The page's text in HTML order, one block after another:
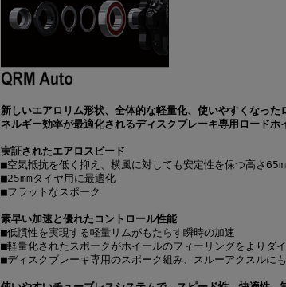
新しいエアロリム形状、全体的な軽量化、使いやすくなっ
ネルギー効率が最適化されるディスクブレーキ専用ロードホ
実証されたエアロスピード
■空気抵抗を低く抑え、横風に対しても安定性を保つ高さ
■25mmタイヤ用に最適化
■フラットなスポーク
素早い加速と優れたコントロール性能
■低慣性を実現する軽量リムがもたらす瞬時の加速
■軽量化されたスポークがホイールのフィーリングをよりダ
■ディスクブレーキ専用のスポーク組み、スルーアクスルに